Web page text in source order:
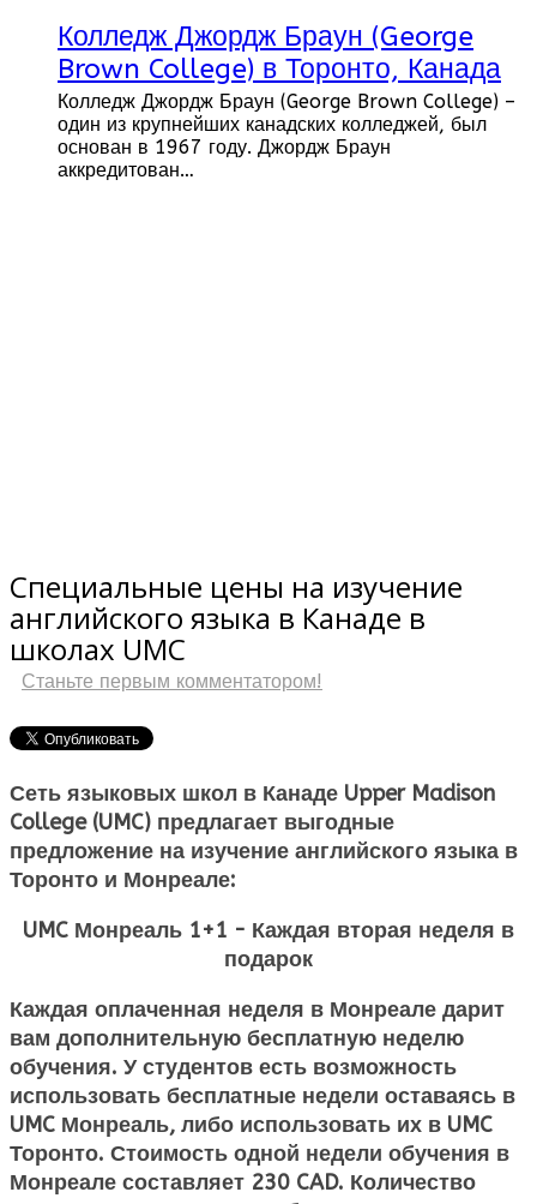
Колледж Джордж Браун (George
Brown College) в Торонто, Канада
Колледж Джордж Браун (George Brown College) –
один из крупнейших канадских колледжей, был
основан в 1967 году. Джордж Браун
аккредитован…
Специальные цены на изучение
английского языка в Канаде в
школах UMC
Станьте первым комментатором!
Сеть языковых школ в Канаде Upper Madison
College (UMC) предлагает выгодные
предложение на изучение английского языка в
Торонто и Монреале:
UMC Монреаль 1+1 - Каждая вторая неделя в
подарок
Каждая оплаченная неделя в Монреале дарит
вам дополнительную бесплатную неделю
обучения. У студентов есть возможность
использовать бесплатные недели оставаясь в
UMC Монреаль, либо использовать их в UMC
Торонто. Стоимость одной недели обучения в
Монреале составляет 230 CAD. Количество